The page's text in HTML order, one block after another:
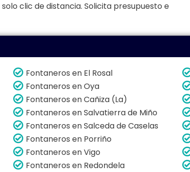
clic de distancia. Solicita presupuesto e
Fontaneros en El Rosal
Fontaneros en Oya
Fontaneros en Cañiza (La)
Fontaneros en Salvatierra de Miño
Fontaneros en Salceda de Caselas
Fontaneros en Porriño
Fontaneros en Vigo
Fontaneros en Redondela